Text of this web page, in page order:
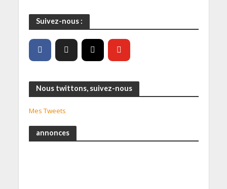
Suivez-nous :
Nous twittons, suivez-nous
Mes Tweets
annonces